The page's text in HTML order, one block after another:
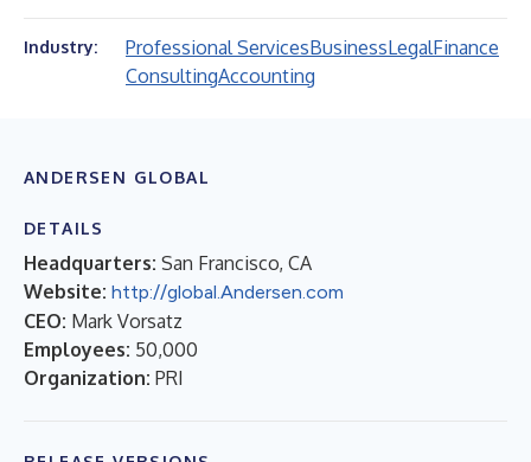
Industry: Professional ServicesBusinessLegalFinance
ConsultingAccounting
ANDERSEN GLOBAL
DETAILS
Headquarters: San Francisco, CA
Website: http://global.Andersen.com
CEO: Mark Vorsatz
Employees: 50,000
Organization: PRI